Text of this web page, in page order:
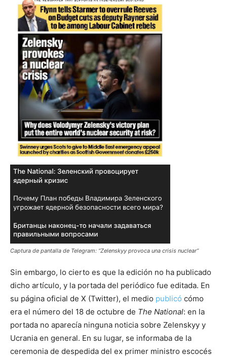
Captura de pantalla de Telegram: “Zelenskyy provoca una crisis nuclear”
Sin embargo, lo cierto es que la edición no ha publicado
dicho artículo, y la portada del periódico fue editada. En
su página oficial de X (Twitter), el medio publicó cómo
era el número del 18 de octubre de The National: en la
portada no aparecía ninguna noticia sobre Zelenskyy y
Ucrania en general. En su lugar, se informaba de la
ceremonia de despedida del ex primer ministro escocés